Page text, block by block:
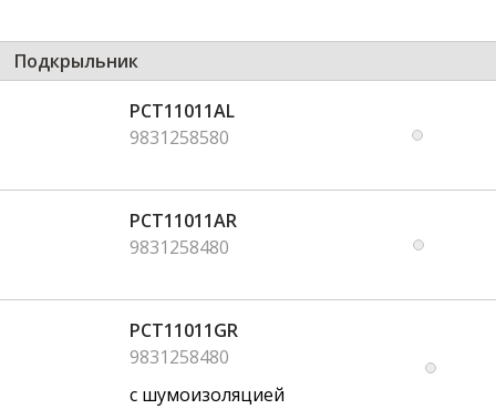
Подкрыльник
PCT11011AL
9831258580
PCT11011AR
9831258480
PCT11011GR
9831258480
с шумоизоляцией